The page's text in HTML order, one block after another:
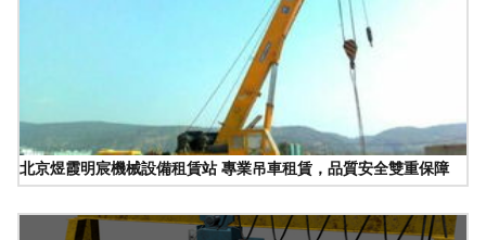
北京煜霞明宸機械設備租賃站 專業吊車租賃，品質安全雙重保障